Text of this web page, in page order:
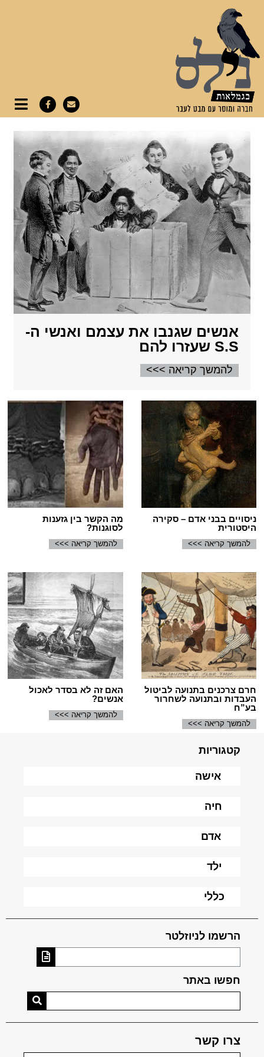
אנשים שגנבו את עצמם ואנשי ה-
S.S שעזרו להם
להמשך קריאה >>>
ניסויים בבני אדם – סקירה
היסטורית
להמשך קריאה >>>
מה הקשר בין גזענות
לסוגנות?
להמשך קריאה >>>
חרם צרכנים בתנועה לביטול
העבדות ובתנועה לשחרור
בע”ח
להמשך קריאה >>>
האם זה לא בסדר לאכול
אנשים?
להמשך קריאה >>>
קטגוריות
אישה
חיה
אדם
ילד
כללי
הרשמו לניוזלטר
חפשו באתר
צרו קשר